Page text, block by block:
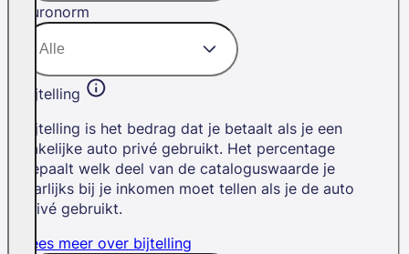
Euronorm
Bijtelling
Bijtelling is het bedrag dat je betaalt als je een
zakelijke auto privé gebruikt. Het percentage
bepaalt welk deel van de cataloguswaarde je
jaarlijks bij je inkomen moet tellen als je de auto
privé gebruikt.
Lees meer over bijtelling